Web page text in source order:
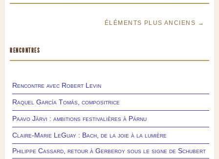
ÉLÉMENTS PLUS ANCIENS →
RENCONTRES
Rencontre avec Robert Levin
Raquel García Tomás, compositrice
Paavo Järvi : ambitions festivalières à Pärnu
Claire-Marie LeGuay : Bach, de la joie à la lumière
Philippe Cassard, retour à Gerberoy sous le signe de Schubert